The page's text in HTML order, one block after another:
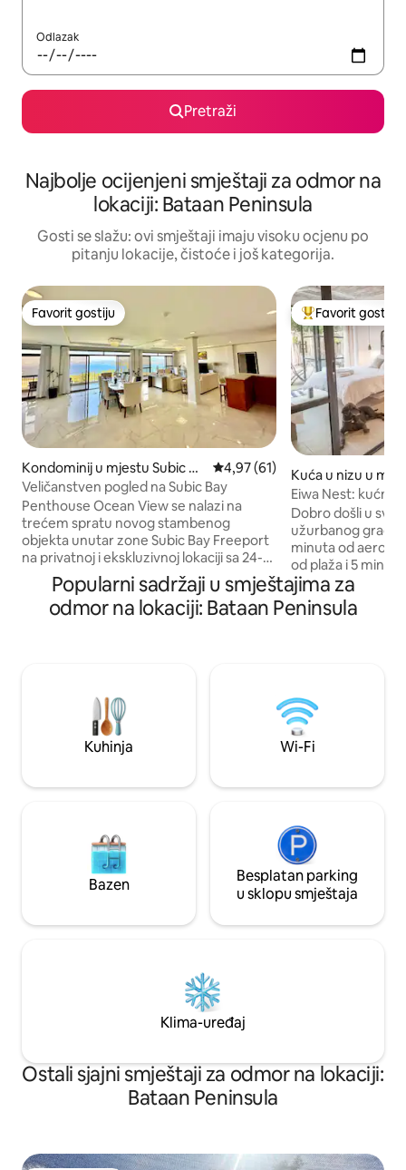
Odlazak
Pretraži
Najbolje ocijenjeni smještaji za odmor na
lokaciji: Bataan Peninsula
Gosti se slažu: ovi smještaji imaju visoku ocjenu po
pitanju lokacije, čistoće i još kategorija.
Favorit gostiju
Favorit gostiju
Kondominij u mjestu Subic Ba
y Freeport Zone
Prosječna ocjena: 4,97 od 5,
4,97 (61)
Veličanstven pogled na Subic Bay
Penthouse Ocean View se nalazi na
trećem spratu novog stambenog
objekta unutar zone Subic Bay Freeport
na privatnoj i ekskluzivnoj lokaciji sa 24-
satnom zaštitom. 6 apartmanskih soba
sa kupatilom za svaku sobu, soba za
vozača ili soba za služavku sa vlastitim
mjesta, kuhinja sa pećnicom i
mikrovalnom pećnicom, veliki balkon sa
pogledom na cijeli zaliv Subic koji
oduzima dah. Bazenom upravlja Trillo
Glavni favorit
Favorit gostiju
Kuća u nizu u
Bay Freeport
Eiwa Nest: kućni
Netflix, doručak,
Dobro došli u
užurbanog
minuta od
od plaža i 5
ovaj udobni
metara otvara se
kadom, roštiljem
•Viseća ležaljka
•Ograđeno
dnevno •Klima-
kućne ljubimce*
Popularni sadržaji u smještajima za
odmor na lokaciji: Bataan Peninsula
Kuhinja Wi-Fi
Bazen
Besplatan parking
u sklopu smještaja
Klima-uređaj
Ostali sjajni smještaji za odmor na lokaciji:
Bataan Peninsula